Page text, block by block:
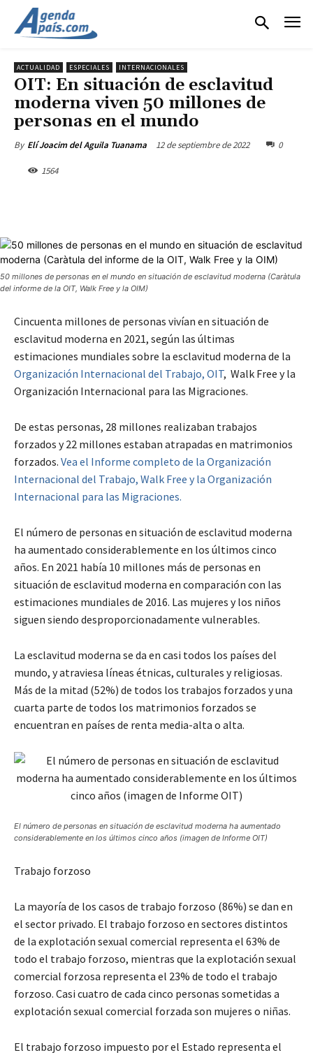
ACTUALIDAD ESPECIALES INTERNACIONALES
OIT: En situación de esclavitud
moderna viven 50 millones de
personas en el mundo
By Elí Joacim del Aguila Tuanama 12 de septiembre de 2022 0
1564
50 millones de personas en el mundo en situación de esclavitud moderna (Caràtula
del informe de la OIT, Walk Free y la OIM)
Cincuenta millones de personas vivían en situación de
esclavitud moderna en 2021, según las últimas
estimaciones mundiales sobre la esclavitud moderna de la
Organización Internacional del Trabajo, OIT, Walk Free y la
Organización Internacional para las Migraciones.
De estas personas, 28 millones realizaban trabajos
forzados y 22 millones estaban atrapadas en matrimonios
forzados. Vea el Informe completo de la Organización
Internacional del Trabajo, Walk Free y la Organización
Internacional para las Migraciones.
El número de personas en situación de esclavitud moderna
ha aumentado considerablemente en los últimos cinco
años. En 2021 había 10 millones más de personas en
situación de esclavitud moderna en comparación con las
estimaciones mundiales de 2016. Las mujeres y los niños
siguen siendo desproporcionadamente vulnerables.
La esclavitud moderna se da en casi todos los países del
mundo, y atraviesa líneas étnicas, culturales y religiosas.
Más de la mitad (52%) de todos los trabajos forzados y una
cuarta parte de todos los matrimonios forzados se
encuentran en países de renta media-alta o alta.
El número de personas en situación de esclavitud moderna ha aumentado
considerablemente en los últimos cinco años (imagen de Informe OIT)
Trabajo forzoso
La mayoría de los casos de trabajo forzoso (86%) se dan en
el sector privado. El trabajo forzoso en sectores distintos
de la explotación sexual comercial representa el 63% de
todo el trabajo forzoso, mientras que la explotación sexual
comercial forzosa representa el 23% de todo el trabajo
forzoso. Casi cuatro de cada cinco personas sometidas a
explotación sexual comercial forzada son mujeres o niñas.
El trabajo forzoso impuesto por el Estado representa el